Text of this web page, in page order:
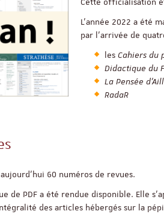
L’année 2022 a été
par l’arrivée de
lesCahiers du
Didactique du
La Pensée
RadaR
60 numéros de revues.
de PDF a été rendue disponible. Elle
des articles hébergés sur la